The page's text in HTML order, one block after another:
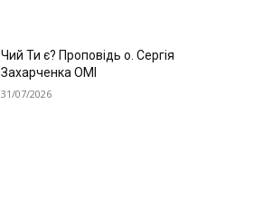
Чий Ти є? Проповідь о. Сергія
Захарченка ОМІ
31/07/2026